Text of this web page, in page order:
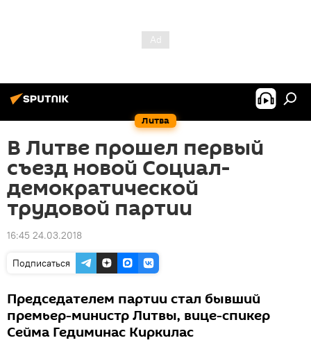
Литва
В Литве прошел первый
съезд новой Социал-
демократической
трудовой партии
16:45 24.03.2018
Подписаться
Председателем партии стал бывший
премьер-министр Литвы, вице-спикер
Сейма Гедиминас Киркилас